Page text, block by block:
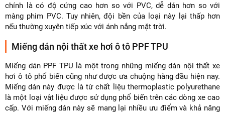
chính là có độ cứng cao hơn so với PVC, dễ dán hơn so với
màng phim PVC. Tuy nhiên, đội bền của loại này lại thấp hơn
nếu thường xuyên tiếp xúc với ánh nắng mặt trời.
Miếng dán nội thất xe hơi ô tô PPF TPU
Miếng dán PPF TPU là một trong những miếng dán nội thất xe
hơi ô tô phổ biến cũng như được ưa chuộng hàng đầu hiện nay.
Miếng dán này được là từ chất liệu thermoplastic polyurethane
là một loại vật liệu được sử dụng phổ biến trên các dòng xe cao
cấp. Với miếng dán này sẽ mang lại nhiều ưu điểm và khả năng